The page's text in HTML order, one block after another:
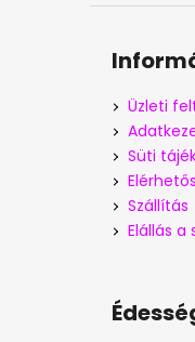
Üzleti
Süti
Szállítás
Elállás a